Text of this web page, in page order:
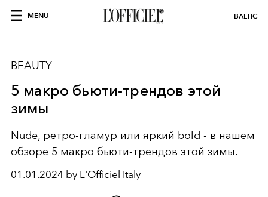
MENU BALTIC
BEAUTY
5 макро бьюти-трендов этой
зимы
Nude, ретро-гламур или яркий bold - в нашем
обзоре 5 макро бьюти-трендов этой зимы.
01.01.2024 by L'Officiel Italy